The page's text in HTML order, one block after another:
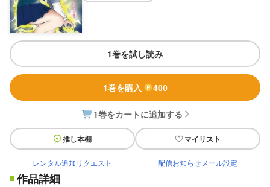
1巻を試し読み
1巻を購入 400
1巻をカートに追加する
推し本棚 マイリスト
レンタル追加リクエスト 配信お知らせメール設定
作品詳細